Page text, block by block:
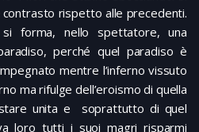
rispetto alle precedenti.
forma, nello spettatore, una
perché quel paradiso è
mentre l’inferno vissuto
ma rifulge dell’eroismo di quella
unita e soprattutto di quel
loro tutti i suoi magri risparmi